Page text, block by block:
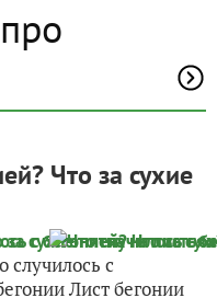
Что за сухие
случилось с
Лист бегонии